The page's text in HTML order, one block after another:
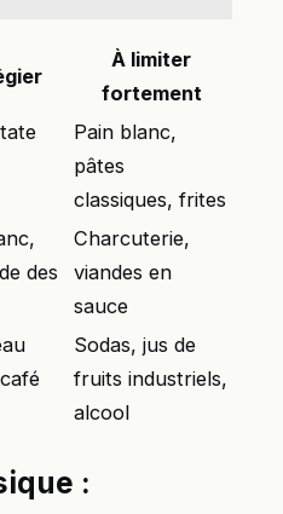
À limiter
fortement
Pain blanc,
pâtes
classiques, frites
des
Charcuterie,
viandes en
sauce
Sodas, jus de
fruits industriels,
alcool
: